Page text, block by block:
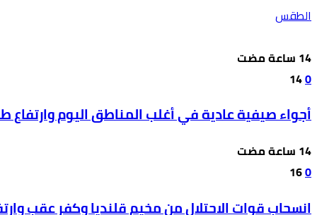
الطقس
0
14
أجواء صيفية عادية في أغلب المناطق اليوم وارتفاع
0
16
انسحاب قوات الاحتلال من مخيم قلنديا وكفر عقب